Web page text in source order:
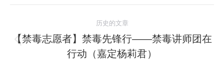
章
历史的文章
历
史
【禁毒志愿者】禁毒先锋行——禁毒讲师团在
行动（嘉定杨莉君）